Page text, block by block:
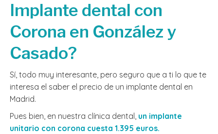
Implante dental con
Corona en González y
Casado?
Sí, todo muy interesante, pero seguro que a ti lo que te
interesa el saber el precio de un implante dental en
Madrid.
Pues bien, en nuestra clínica dental, un implante
unitario con corona cuesta 1.395 euros.